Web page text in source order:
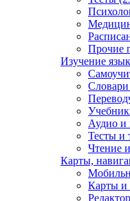
Прочие
Изучение
Аудио и
Тесты и
Чтение
Карты,
Карты и